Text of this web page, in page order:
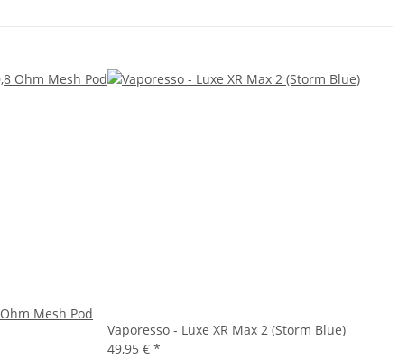
Mesh Pod
Vaporesso - Luxe XR Max 2 (Storm Blue)
49,95 € *